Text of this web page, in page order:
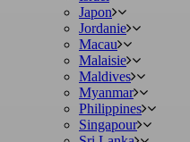
Japon
Jordanie
Macau
Malaisie
Maldives
Myanmar
Philippines
Singapour